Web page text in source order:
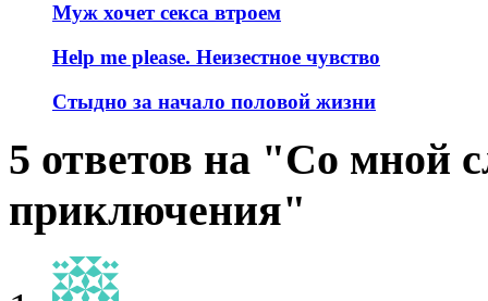
Муж хочет секса втроем
Help me please. Неизестное чувство
Стыдно за начало половой жизни
5 ответов на "Со мной
приключения"